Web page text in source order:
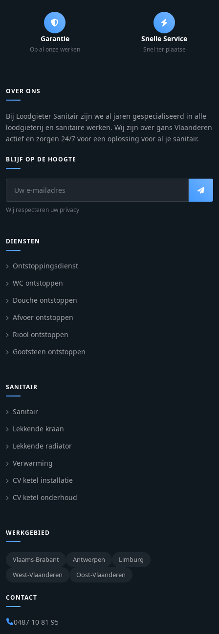
Garantie
Op al onze werken
Snelle Service
Snel ter plaatse
OVER ONS
Bij Loodgieter Sanitair zijn we al jaren gespecialiseerd in alle
loodgieterij en sanitaire werken. Wij zijn over gans Vlaanderen
actief en zorgen 24/7 voor een oplossing voor al je sanitair.
BLIJF OP DE HOOGTE
Wij respecteren uw privacy
DIENSTEN
Ontstoppingsdienst
WC ontstoppen
Douche ontstoppen
Afvoer ontstoppen
Riool ontstoppen
Gootsteen ontstoppen
SANITAIR
Sanitair
Lekkende kraan
Lekkende radiator
Verwarming
CV ketel installatie
CV ketel onderhoud
WERKGEBIED
Vlaams-Brabant Antwerpen
Limburg
West-Vlaanderen
Oost-Vlaanderen
CONTACT
0487 10 81 95